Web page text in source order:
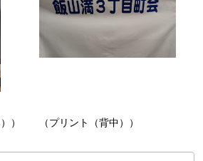
） （プリント（背中））